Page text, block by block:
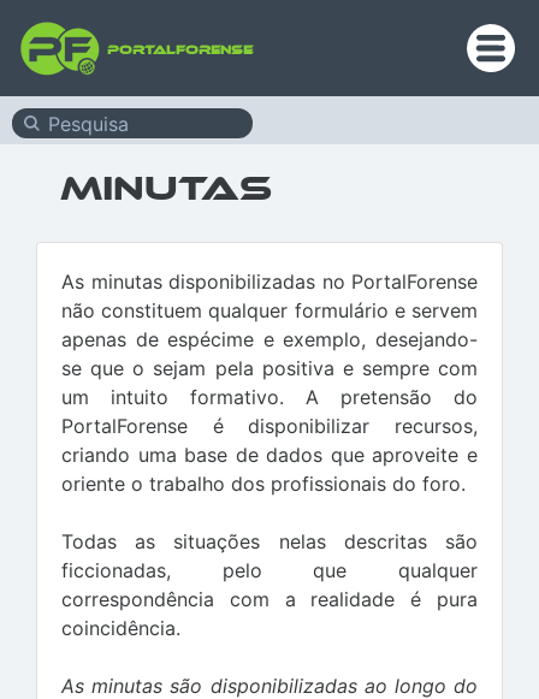
PortalForense
Minutas
As minutas disponibilizadas no PortalForense
não constituem qualquer formulário e servem
apenas de espécime e exemplo, desejando-
se que o sejam pela positiva e sempre com
um intuito formativo. A pretensão do
PortalForense é disponibilizar recursos,
criando uma base de dados que aproveite e
oriente o trabalho dos profissionais do foro.
Todas as situações nelas descritas são
ficcionadas, pelo que qualquer
correspondência com a realidade é pura
coincidência.
As minutas são disponibilizadas ao longo do